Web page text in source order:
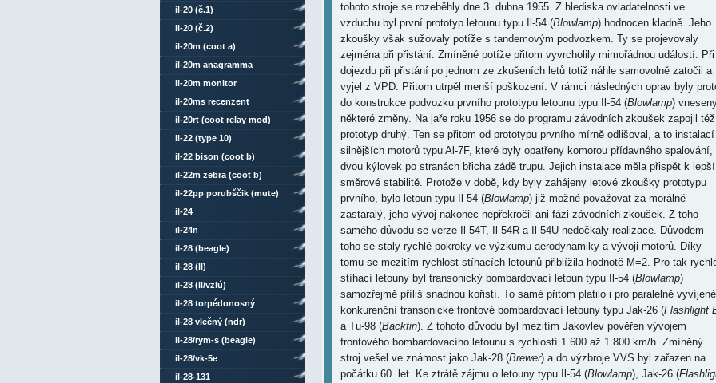
tohoto stroje se rozeběhly dne 3. dubna 1955. Z hlediska ovladatelnosti ve
vzduchu byl první prototyp letounu typu Il-54 (Blowlamp) hodnocen kladně. Jeho
zkoušky však sužovaly potíže s tandemovým podvozkem. Ty se projevovaly
zejména při přistání. Zmíněné potíže přitom vyvrcholily mimořádnou událostí. Při
dojezdu při přistání po jednom ze zkušeních letů totiž náhle samovolně zatočil a
vyjel z VPD. Přitom utrpěl menší poškození. V rámci následných oprav byly
do konstrukce podvozku prvního prototypu letounu typu Il-54 (Blowlamp)
některé změny. Na jaře roku 1956 se do programu závodních zkoušek zapojil též
prototyp druhý. Ten se přitom od prototypu prvního mírně odlišoval, a to instalací
silnějších motorů typu Al-7F, které byly opatřeny komorou přídavného spalování,
dvou kýlovek po stranách břicha zádě trupu. Jejich instalace měla přispět k lepší
směrové stabilitě. Protože v době, kdy byly zahájeny letové zkoušky prototypu
prvního, bylo letoun typu Il-54 (Blowlamp) již možné považovat za morálně
zastaralý, jeho vývoj nakonec nepřekročil ani fázi závodních zkoušek. Z toho
samého důvodu se verze Il-54T, Il-54R a Il-54U nedočkaly realizace. Důvodem
toho se staly rychlé pokroky ve výzkumu aerodynamiky a vývoji motorů. Díky
tomu se mezitím rychlost stíhacích letounů přiblížila hodnotě M=2. Pro tak
stíhací letouny byl transonický bombardovací letoun typu Il-54 (Blowlamp)
samozřejmě příliš snadnou kořistí. To samé přitom platilo i pro paralelně vyvíjené
konkurenční transonické frontové bombardovací letouny typu Jak-26 (Flashlight
a Tu-98 (Backfin). Z tohoto důvodu byl mezitím Jakovlev pověřen vývojem
frontového bombardovacího letounu s rychlostí 1 600 až 1 800 km/h. Zmíněný
stroj vešel ve známost jako Jak-28 (Brewer) a do výzbroje VVS byl zařazen na
počátku 60. let. Ke ztrátě zájmu o letouny typu Il-54 (Blowlamp), Jak-26 (
il-20 (č.1)
il-20 (č.2)
il-20m (coot a)
il-20m anagramma
il-20m monitor
il-20ms recenzent
il-20rt (coot relay mod)
il-22 (type 10)
il-22 bison (coot b)
il-22m zebra (coot b)
il-22pp porubščik (mute)
il-24
il-24n
il-28 (beagle)
il-28 (ll)
il-28 (ll/vzlú)
il-28 torpédonosný
il-28 vlečný (ndr)
il-28/rym-s (beagle)
il-28/vk-5e
il-28-131